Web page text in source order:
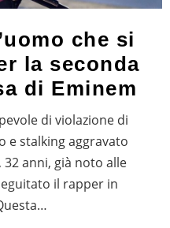
che si
la seconda
di Eminem
di violazione di
e stalking aggravato
anni, già noto alle
il rapper in